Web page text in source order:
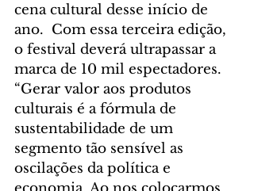
cena cultural desse início de
ano.  Com essa terceira edição,
o festival deverá ultrapassar a
marca de 10 mil espectadores.
“Gerar valor aos produtos
culturais é a fórmula de
sustentabilidade de um
segmento tão sensível as
oscilações da política e